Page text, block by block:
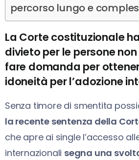
percorso lungo e
La Corte costituzionale
divieto per le persone
fare domanda per
idoneità per l’adozione
Senza timore di smentita
la recente sentenza della
che apre ai single l’accesso
internazionali segna una